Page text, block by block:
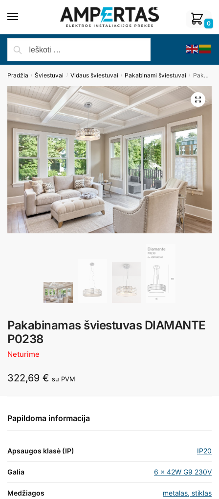
0
Pradžia / Šviestuvai / Vidaus šviestuvai / Pakabinami šviestuvai / Pakabinamas šviestuvas DIAMANTE P0238
Pakabinamas šviestuvas DIAMANTE
P0238
Neturime
322,69 € su PVM
Papildoma informacija
Apsaugos klasė (IP) IP20
Galia 6 x 42W G9 230V
Medžiagos metalas, stiklas